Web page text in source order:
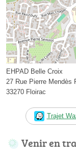
EHPAD Belle Croix
27 Rue Pierre Mendès
33270 Floirac
Trajet
Venir en